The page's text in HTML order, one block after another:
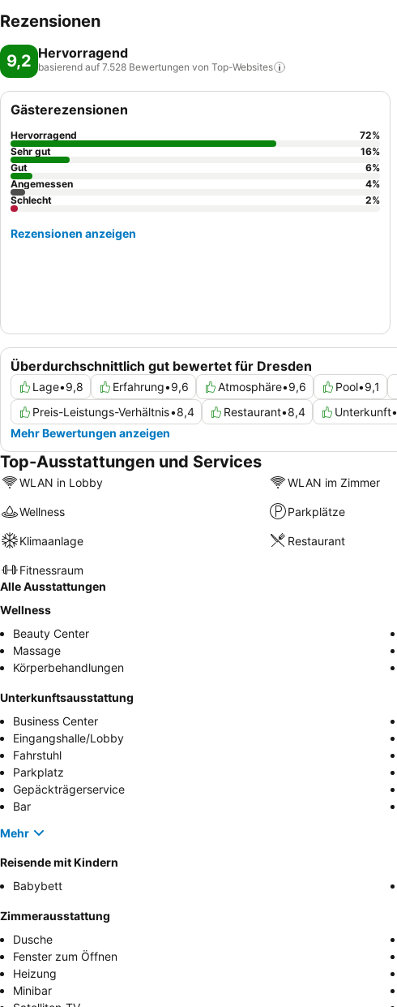
Rezensionen
9,2 Hervorragend
basierend auf 7.528 Bewertungen von Top-Websites
Überdurchschnittlich gut bewertet für Dresden
Lage•9,8 Erfahrung•9,6 Atmosphäre•9,6 Pool•9,1
Preis-Leistungs-Verhältnis•8,4 Restaurant•8,4 Unterkunft•
Mehr Bewertungen anzeigen
Gästerezensionen
Hervorragend 72%
Sehr gut
16%
Gut
6%
Angemessen
4%
Schlecht
2%
Rezensionen anzeigen
Top-Ausstattungen und Services
WLAN in Lobby WLAN im Zimmer
Wellness Parkplätze
Klimaanlage Restaurant
Fitnessraum
Alle Ausstattungen
Wellness
Beauty Center
Massage
Körperbehandlungen
Unterkunftsausstattung
Business Center
Eingangshalle/Lobby
Fahrstuhl
Parkplatz
Gepäckträgerservice
Bar
Mehr
Reisende mit Kindern
Babybett
Zimmerausstattung
Dusche
Fenster zum Öffnen
Heizung
Minibar